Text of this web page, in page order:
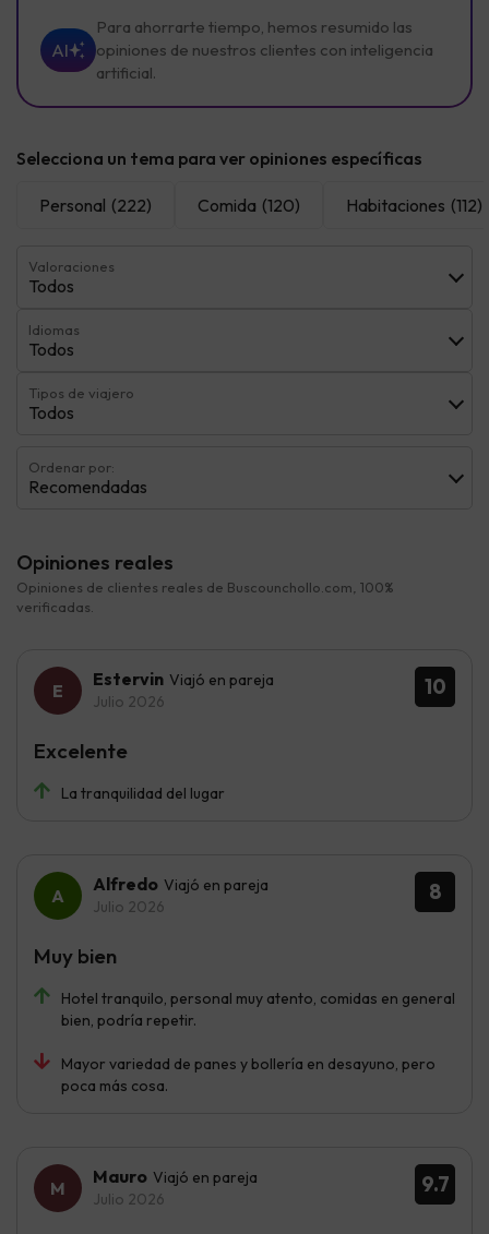
AI
Para ahorrarte tiempo, hemos resumido las
opiniones de nuestros clientes con inteligencia
artificial.
Selecciona un tema para ver opiniones específicas
Personal (222) Comida (120) Habitaciones (112)
Valoraciones
Todos
Idiomas
Todos
Tipos de viajero
Todos
Ordenar por:
Recomendadas
Opiniones reales
Opiniones de clientes reales de Buscounchollo.com, 100%
verificadas.
10
Estervin Viajó en pareja
Julio 2026
La tranquilidad del lugar
Excelente
8
Alfredo Viajó en pareja
Julio 2026
Hotel tranquilo, personal muy atento, comidas en general
bien, podría repetir.
Mayor variedad de panes y bollería en desayuno, pero
poca más cosa.
Muy bien
9.7
Mauro Viajó en pareja
Julio 2026